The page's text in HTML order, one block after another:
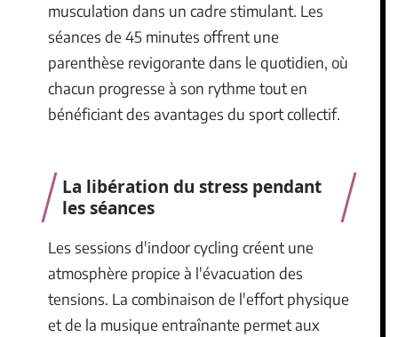
musculation dans un cadre stimulant. Les
séances de 45 minutes offrent une
parenthèse revigorante dans le quotidien, où
chacun progresse à son rythme tout en
bénéficiant des avantages du sport collectif.
La libération du stress pendant
les séances
Les sessions d'indoor cycling créent une
atmosphère propice à l'évacuation des
tensions. La combinaison de l'effort physique
et de la musique entraînante permet aux